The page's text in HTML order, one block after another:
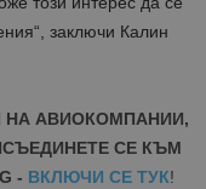
заключи Калин
НА АВИОКОМПАНИИ,
СЕ КЪМ
- ВКЛЮЧИ СЕ ТУК!